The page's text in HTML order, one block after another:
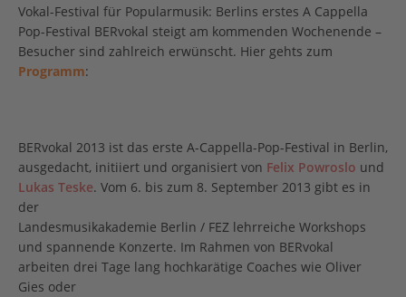
Vokal-Festival für Popularmusik: Berlins erstes A Cappella
Pop-Festival BERvokal steigt am kommenden Wochenende –
Besucher sind zahlreich erwünscht. Hier gehts zum
Programm:
BERvokal 2013 ist das erste A-Cappella-Pop-Festival in Berlin,
ausgedacht, initiiert und organisiert von Felix Powroslo und
Lukas Teske. Vom 6. bis zum 8. September 2013 gibt es in
der
Landesmusikakademie Berlin / FEZ lehrreiche Workshops
und spannende Konzerte. Im Rahmen von BERvokal
arbeiten drei Tage lang hochkarätige Coaches wie Oliver
Gies oder